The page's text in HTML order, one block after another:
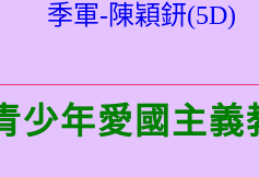
季軍-陳穎鈃(5D)
少年愛國主